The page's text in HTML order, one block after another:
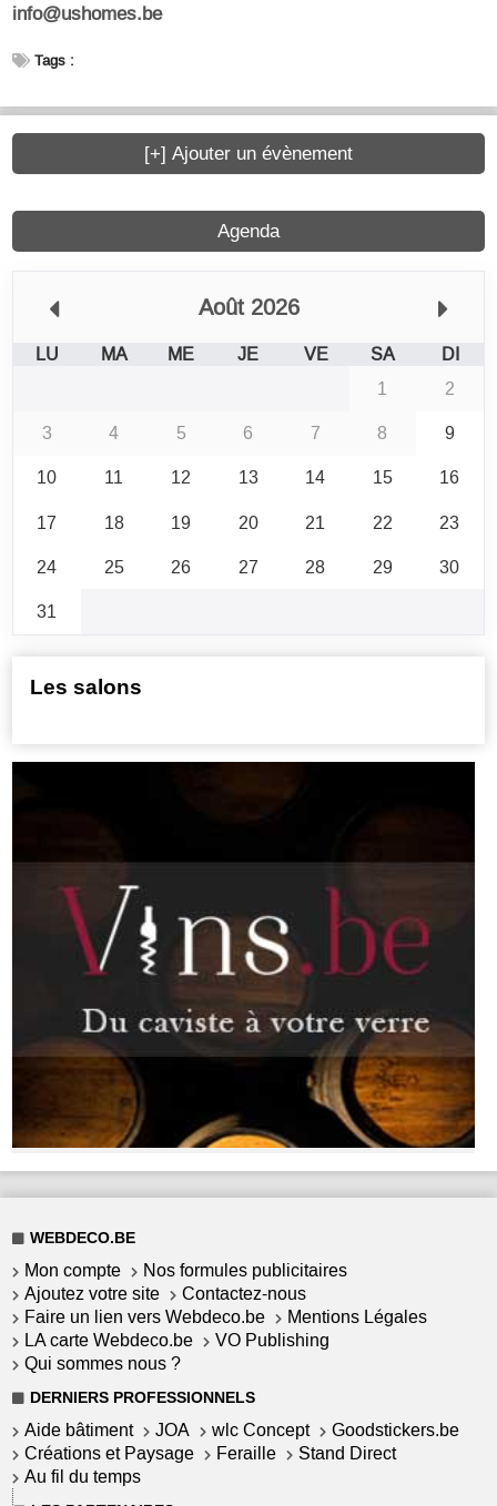
info@ushomes.be
Tags :
Agenda
Août 2026
LU MA ME JE VE SA
DI
1
2
3
4 5 6 7 8
9
10
11 12 13 14 15
16
17
18 19 20 21 22
23
24
25 26 27 28 29
30
31
[+] Ajouter un évènement
Les salons
WEBDECO.BE
Mon compte
Nos formules publicitaires
Ajoutez votre site
Contactez-nous
Faire un lien vers Webdeco.be
Mentions Légales
LA carte Webdeco.be
VO Publishing
Qui sommes nous ?
DERNIERS PROFESSIONNELS
Aide bâtiment JOA wlc Concept
Goodstickers.be
Créations et Paysage
Feraille
Stand Direct
Au fil du temps